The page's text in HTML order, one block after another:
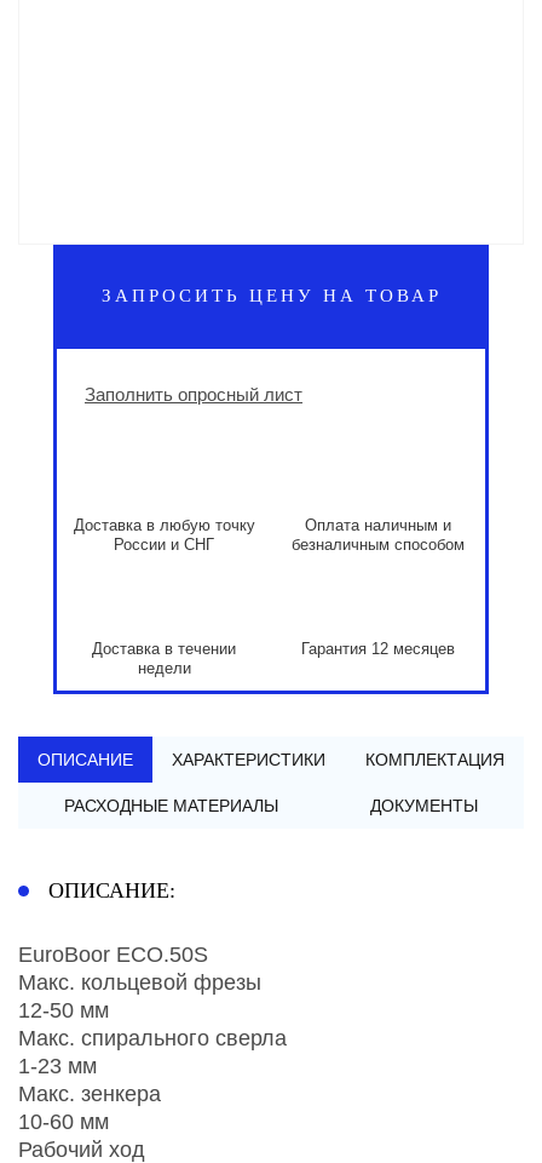
ЗАПРОСИТЬ ЦЕНУ НА ТОВАР
Заполнить опросный лист
Доставка в любую точку
России и СНГ
Оплата наличным и
безналичным способом
Доставка в течении
недели
Гарантия 12 месяцев
ОПИСАНИЕ ХАРАКТЕРИСТИКИ КОМПЛЕКТАЦИЯ
РАСХОДНЫЕ МАТЕРИАЛЫ ДОКУМЕНТЫ
ОПИСАНИЕ:
EuroBoor ECO.50S
Макс. кольцевой фрезы
12-50 мм
Макс. спирального сверла
1-23 мм
Макс. зенкера
10-60 мм
Рабочий ход